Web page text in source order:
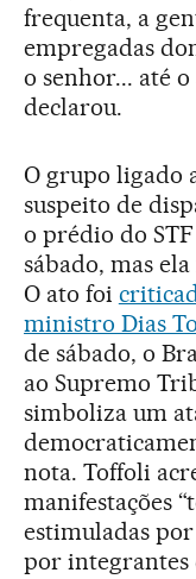
frequenta, a
empregadas
o senhor... até
declarou.
O grupo ligado
suspeito de
o prédio do
sábado, mas
O ato foi
ministro Dias
de sábado, o
ao Supremo
simboliza um
nota. Toffoli
manifestações
estimuladas
por integrantes